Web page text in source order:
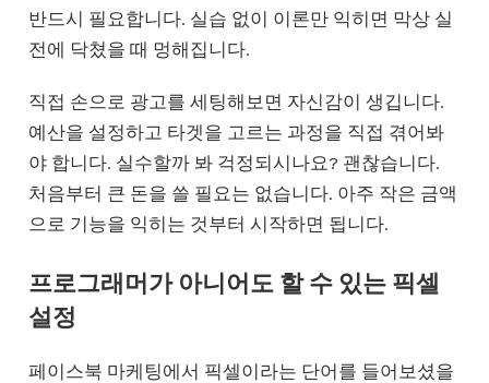
반드시 필요합니다. 실습 없이 이론만 익히면 막상 실
전에 닥쳤을 때 멍해집니다.
직접 손으로 광고를 세팅해보면 자신감이 생깁니다.
예산을 설정하고 타겟을 고르는 과정을 직접 겪어봐
야 합니다. 실수할까 봐 걱정되시나요? 괜찮습니다.
처음부터 큰 돈을 쓸 필요는 없습니다. 아주 작은 금액
으로 기능을 익히는 것부터 시작하면 됩니다.
프로그래머가 아니어도 할 수 있는 픽셀
설정
페이스북 마케팅에서 픽셀이라는 단어를 들어보셨을